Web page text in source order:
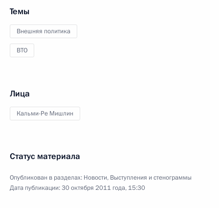
Темы
Внешняя политика
ВТО
Лица
Кальми-Ре Мишлин
Статус материала
Опубликован в разделах: Новости, Выступления и стенограммы
Дата публикации:30 октября 2011 года, 15:30